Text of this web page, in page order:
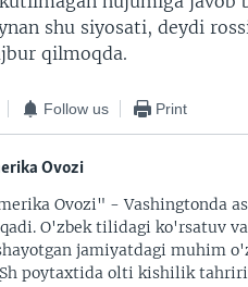
shu siyosati, deydi
qilmoqda.
Follow us Print
Ovozi
Ovozi" - Vashingtonda
O'zbek tilidagi ko'rsatuv
jamiyatdagi muhim
poytaxtida olti kishilik